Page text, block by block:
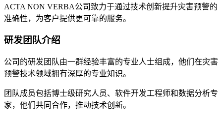
ACTA NON VERBA公司致力于通过技术创新提升灾害预警的
准确性，为客户提供更可靠的服务。
研发团队介绍
公司的研发团队由一群经验丰富的专业人士组成，他们在灾害
预警技术领域拥有深厚的专业知识。
团队成员包括博士级研究人员、软件开发工程师和数据分析专
家，他们共同合作，推动技术创新。